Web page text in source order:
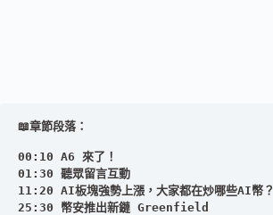
📖章節段落：
00:10 A6 來了！
01:30 聽眾留言互動
11:20 AI板塊強勢上漲，大家都在炒哪些AI幣？
25:30 幣安推出新鏈 Greenfield